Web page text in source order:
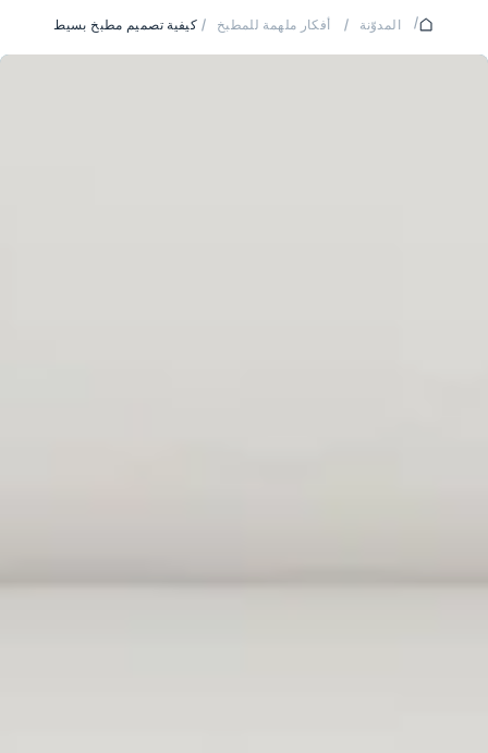
/ المدوّنة / أفكار ملهمة للمطبخ / كيفية تصميم مطبخ بسيط